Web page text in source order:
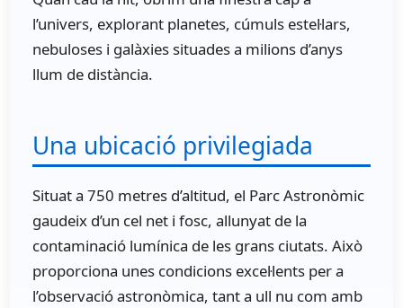
l’univers, explorant planetes, cúmuls estel·lars,
nebuloses i galàxies situades a milions d’anys
llum de distància.
Una ubicació privilegiada
Situat a 750 metres d’altitud, el Parc Astronòmic
gaudeix d’un cel net i fosc, allunyat de la
contaminació lumínica de les grans ciutats. Això
proporciona unes condicions excel·lents per a
l’observació astronòmica, tant a ull nu com amb